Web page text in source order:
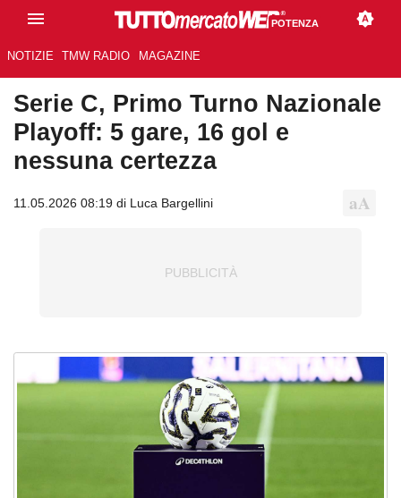
POTENZA
NOTIZIE TMW RADIO MAGAZINE
Serie C, Primo Turno Nazionale
Playoff: 5 gare, 16 gol e
nessuna certezza
11.05.2026 08:19 di Luca Bargellini